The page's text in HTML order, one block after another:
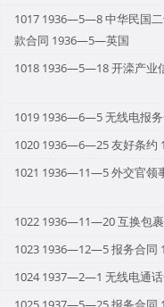
1017 1936—5—8 中华民国
款合同 1936—5—英国
1018 1936—5—18 开滦产业
1019 1936—6—5 无线电报
1020 1936—6—25 友好条
1021 1936—11—5 外交官领
1022 1936—11—20 互换包
1023 1936—12—5 报务合
1024 1937—2—1 无线电通